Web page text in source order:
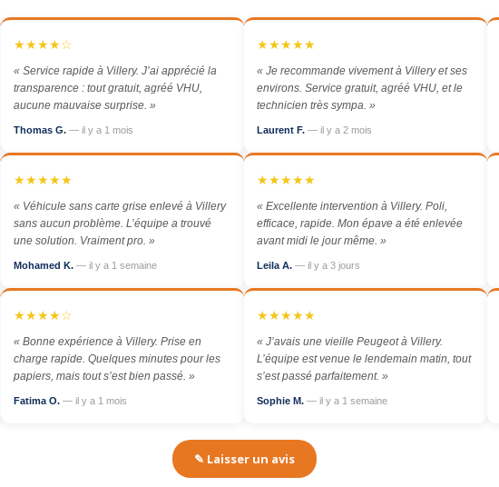
★★★★☆
« Service rapide à Villery. J’ai apprécié la
transparence : tout gratuit, agréé VHU,
aucune mauvaise surprise. »
Thomas G. — il y a 1 mois
★★★★★
« Je recommande vivement à Villery et ses
environs. Service gratuit, agréé VHU, et le
technicien très sympa. »
Laurent F. — il y a 2 mois
★★★★★
« Véhicule sans carte grise enlevé à Villery
sans aucun problème. L’équipe a trouvé
une solution. Vraiment pro. »
Mohamed K. — il y a 1 semaine
★★★★★
« Excellente intervention à Villery. Poli,
efficace, rapide. Mon épave a été enlevée
avant midi le jour même. »
Leila A. — il y a 3 jours
★★★★☆
« Bonne expérience à Villery. Prise en
charge rapide. Quelques minutes pour les
papiers, mais tout s’est bien passé. »
Fatima O. — il y a 1 mois
★★★★★
« J’avais une vieille Peugeot à Villery.
L’équipe est venue le lendemain matin, tout
s’est passé parfaitement. »
Sophie M. — il y a 1 semaine
✎ Laisser un avis